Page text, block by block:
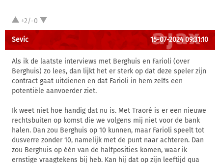
+2/-0
Sevic 15-07-2024 09:31:10
Als ik de laatste interviews met Berghuis en Farioli (over
Berghuis) zo lees, dan lijkt het er sterk op dat deze speler zijn
contract gaat uitdienen en dat Farioli in hem zelfs een
potentiële aanvoerder ziet.
Ik weet niet hoe handig dat nu is. Met Traoré is er een nieuwe
rechtsbuiten op komst die we volgens mij niet voor de bank
halen. Dan zou Berghuis op 10 kunnen, maar Farioli speelt tot
dusverre zonder 10, namelijk met de punt naar achteren. Dan
zou Berghuis op één van de halfposities komen, waar ik
ernstige vraagtekens bij heb. Kan hij dat op zijn leeftijd qua